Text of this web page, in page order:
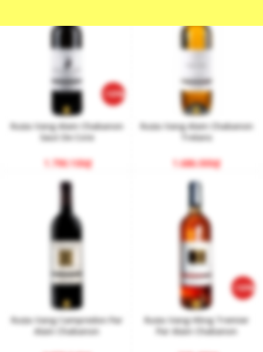
-10%
Rượu Vang Alain Chabanon
Saut De Cote
1.790.100₫
Rượu Vang Alain Chabanon
Trelans
1.686.000₫
Rượu Vang Campredon Par
Alain Chabanon
-10%
Rượu Vang Hồng Tremier
Par Alain Chabanon